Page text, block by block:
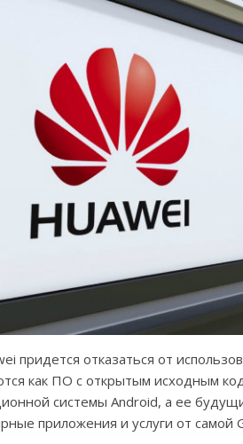
придется отказаться от
как ПО с открытым исходным
системы Android, а ее
приложения и услуги от самой